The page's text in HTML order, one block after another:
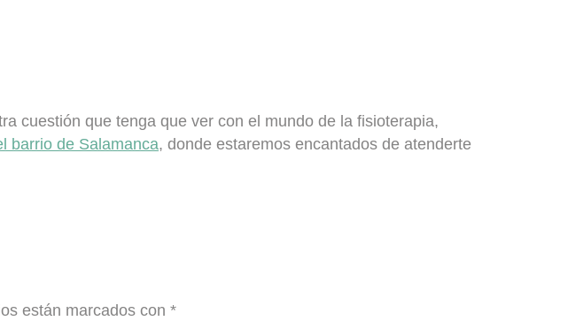
cuestión que tenga que ver con el mundo de la fisioterapia,
barrio de Salamanca, donde estaremos encantados de atenderte
están marcados con *